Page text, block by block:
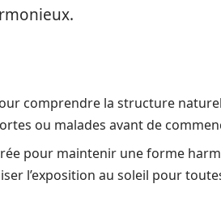
comprendre la structure
ou malades avant de
pour maintenir une forme
l’exposition au soleil pour